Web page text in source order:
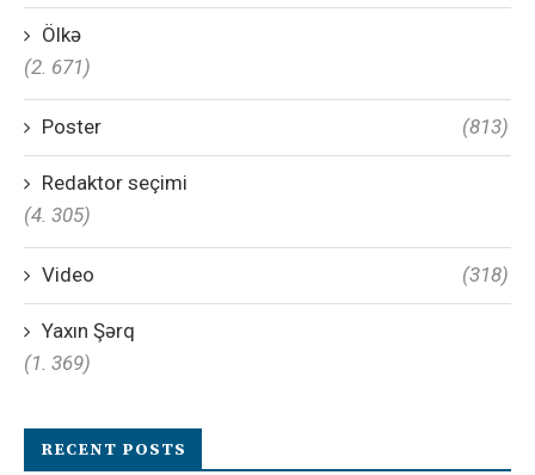
Ölkə
(2. 671)
Poster (813)
Redaktor seçimi
(4. 305)
Video (318)
Yaxın Şərq
(1. 369)
RECENT POSTS